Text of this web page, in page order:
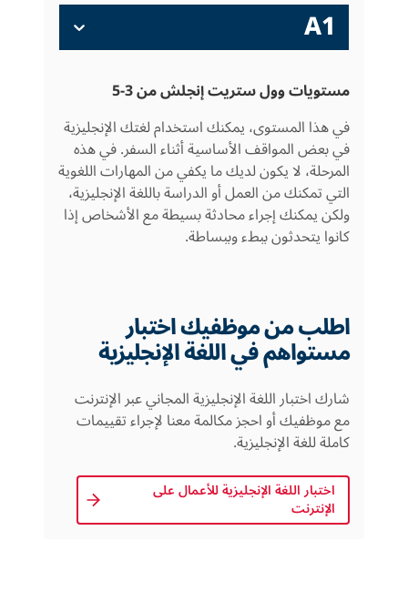
A1
مستويات وول ستريت إنجلش من 3-5
في هذا المستوى، يمكنك استخدام لغتك الإنجليزية
في بعض المواقف الأساسية أثناء السفر. في هذه
المرحلة، لا يكون لديك ما يكفي من المهارات اللغوية
التي تمكنك من العمل أو الدراسة باللغة الإنجليزية،
ولكن يمكنك إجراء محادثة بسيطة مع الأشخاص إذا
كانوا يتحدثون ببطء وببساطة.
اطلب من موظفيك اختبار
مستواهم في اللغة الإنجليزية
شارك اختبار اللغة الإنجليزية المجاني عبر الإنترنت
مع موظفيك أو احجز مكالمة معنا لإجراء تقييمات
كاملة للغة الإنجليزية.
الإنترنت